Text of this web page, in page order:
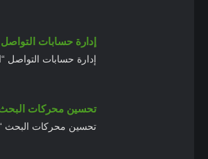
إدارة حسابات التواصل
إدارة حسابات التواصل
تحسين محركات البحث
تحسين محركات البحث “السيو